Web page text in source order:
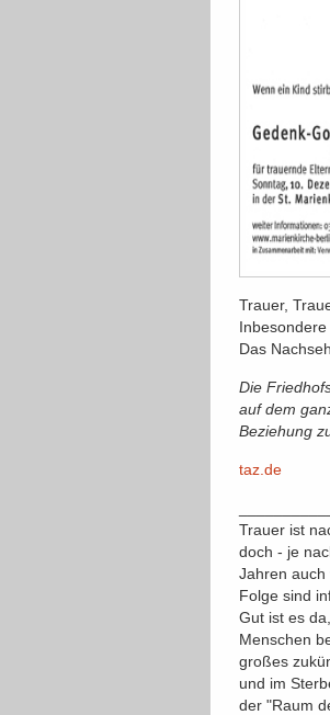
Trauer,
Das
Die
auf dem
Beziehung
taz.de
Trauer ist
doch - je
Jahren auch
Folge sind
Gut ist es
Menschen
großes
und im
der "Raum